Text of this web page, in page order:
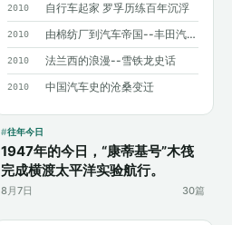
2010 自行车起家 罗孚历练百年沉浮
2010 由棉纺厂到汽车帝国--丰田汽车发展史
2010 法兰西的浪漫--雪铁龙史话
2010 中国汽车史的沧桑变迁
往年今日
1947年的今日，“康蒂基号”木筏
完成横渡太平洋实验航行。
8月7日 30篇